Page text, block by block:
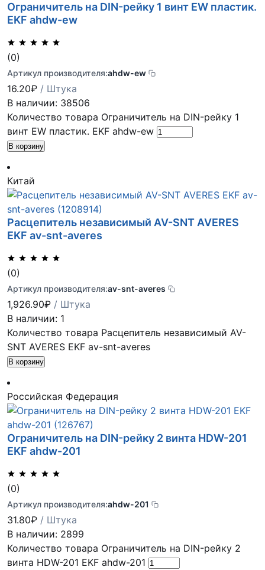
Ограничитель на DIN-рейку 1 винт EW пластик.
EKF ahdw-ew
(0)
Артикул производителя:ahdw-ew
16.20₽ / Штука
В наличии: 38506
Количество товара Ограничитель на DIN-рейку 1
винт EW пластик. EKF ahdw-ew
В корзину
Китай
Расцепитель независимый AV-SNT AVERES
EKF av-snt-averes
(0)
Артикул производителя:av-snt-averes
1,926.90₽ / Штука
В наличии: 1
Количество товара Расцепитель независимый AV-
SNT AVERES EKF av-snt-averes
В корзину
Российская Федерация
Ограничитель на DIN-рейку 2 винта HDW-201
EKF ahdw-201
(0)
Артикул производителя:ahdw-201
31.80₽ / Штука
В наличии: 2899
Количество товара Ограничитель на DIN-рейку 2
винта HDW-201 EKF ahdw-201